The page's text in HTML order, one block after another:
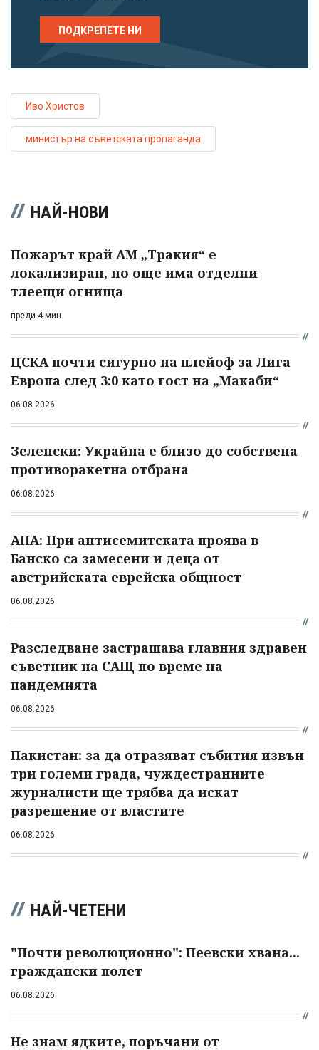
ПОДКРЕПЕТЕ НИ
Иво Христов
министър на съветската пропаганда
НАЙ-НОВИ
Пожарът край АМ „Тракия“ е
локализиран, но още има отделни
тлеещи огнища
преди 4 мин
ЦСКА почти сигурно на плейоф за Лига
Европа след 3:0 като гост на „Макаби“
06.08.2026
Зеленски: Украйна е близо до собствена
противоракетна отбрана
06.08.2026
АПА: При антисемитската проява в
Банско са замесени и деца от
австрийската еврейска общност
06.08.2026
Разследване застрашава главния здравен
съветник на САЩ по време на
пандемията
06.08.2026
Пакистан: за да отразяват събития извън
три големи града, чуждестранните
журналисти ще трябва да искат
разрешение от властите
06.08.2026
НАЙ-ЧЕТЕНИ
"Почти революционно": Пеевски хвана...
граждански полет
06.08.2026
Не знам ядките, поръчани от